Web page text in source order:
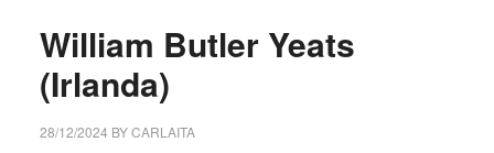
William Butler Yeats
(Irlanda)
28/12/2024 BYCARLAITA